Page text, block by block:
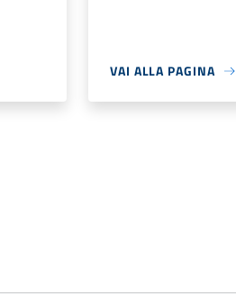
VAI ALLA PAGINA